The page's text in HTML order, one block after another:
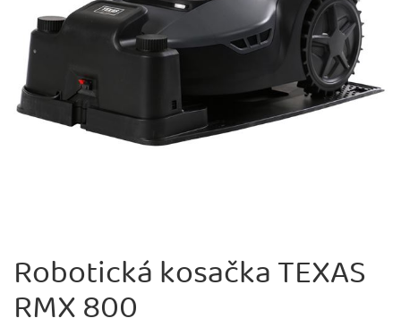
Robotická kosačka TEXAS
RMX 800